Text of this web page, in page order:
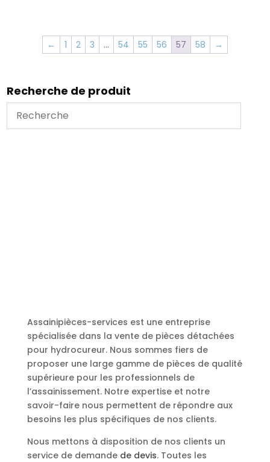
← 1 2 3 … 54 55 56 57 58 →
Recherche de produit
Assainipièces-services est une entreprise
spécialisée dans la vente de pièces détachées
pour hydrocureur. Nous sommes fiers de
proposer une large gamme de pièces de qualité
supérieure pour les professionnels de
l’assainissement. Notre expertise et notre
savoir-faire nous permettent de répondre aux
besoins les plus spécifiques de nos clients.
Nous mettons à disposition de nos clients un
service de demande de devis. Toutes les